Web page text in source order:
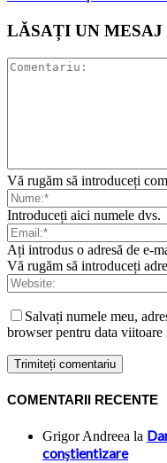
LĂSAȚI UN MESAJ
Vă rugăm să introduceți
Introduceți aici numele dvs.
Ați introdus o adresă de e-
Vă rugăm să introduceți
Salvați numele meu,
browser pentru data viitoare
COMENTARII RECENTE
Grigor Andreea la
conştientizare